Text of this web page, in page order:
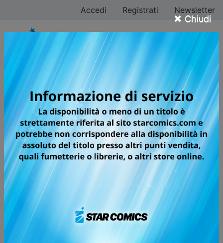
× Chiudi
Accedi Registrati Newsletter
Shop online fumetti
INFO PAGAMENTO Filtra ricerca